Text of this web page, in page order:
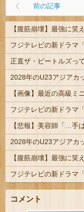
前の記事
正直ザ・ビートルズっ
【画像】最近の高級ミ
【悲報】美容師「…
コメント